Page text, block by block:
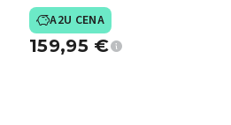
A2U CENA
159,95 €